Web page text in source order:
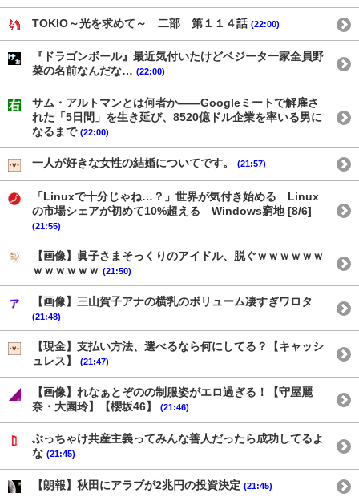
TOKIO～光を求めて～ 二部 第１１４話 (22:00)
『ドラゴンボール』最近気付いたけどベジータ一家全員野
菜の名前なんだな… (22:00)
サム・アルトマンとは何者か——Googleミートで解雇さ
れた「5日間」を生き延び、8520億ドル企業を率いる男に
なるまで (22:00)
一人が好きな女性の結婚についてです。 (21:57)
「Linuxで十分じゃね…？」世界が気付き始める Linux
の市場シェアが初めて10%超える Windows窮地 [8/6]
(21:55)
【画像】眞子さまそっくりのアイドル、脱ぐｗｗｗｗｗｗ
ｗｗｗｗｗｗ (21:50)
【画像】三山賀子アナの横乳のボリューム凄すぎワロタ
(21:48)
【現金】支払い方法、選べるなら何にしてる？【キャッシ
ュレス】
(21:47)
【画像】れなぁとぞのの制服姿がエロ過ぎる！【守屋麗
奈・大園玲】【櫻坂46】
(21:46)
ぶっちゃけ共産主義ってみんな善人だったら成功してるよ
な (21:45)
【朗報】秋田にアラブが2兆円の投資決定 (21:45)